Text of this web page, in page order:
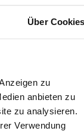
Über
zu
anbieten zu
zu analysieren.
Verwendung
wir Ihnen
nicht anzeigen.